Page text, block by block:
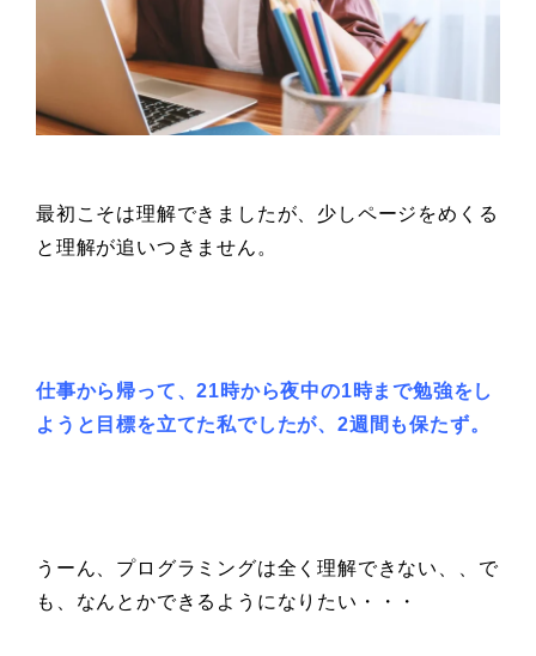
最初こそは理解できましたが、少しページをめくる
と理解が追いつきません。
仕事から帰って、21時から夜中の1時まで勉強をし
ようと 目標を立てた私でしたが、2週間も保たず。
うーん、プログラミングは全く理解できない、、で
も、なんとかできるようになりたい・・・